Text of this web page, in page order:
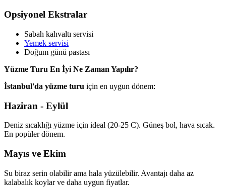
Opsiyonel Ekstralar
Sabah kahvaltı servisi
Yemek servisi
Doğum günü pastası
Yüzme Turu En İyi Ne Zaman Yapılır?
İstanbul'da yüzme turu için en uygun dönem:
Haziran - Eylül
Deniz sıcaklığı yüzme için ideal (20-25 C). Güneş bol, hava sıcak.
En popüler dönem.
Mayıs ve Ekim
Su biraz serin olabilir ama hala yüzülebilir. Avantajı daha az
kalabalık koylar ve daha uygun fiyatlar.